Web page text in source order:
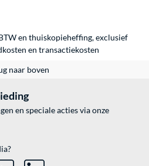
en thuiskopieheffing, exclusief
en transactiekosten
naar boven
en speciale acties via onze